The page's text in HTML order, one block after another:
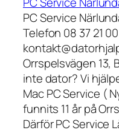
PC Service
Telefon 08 37 21
Orrspelsvägen 13,
inte dator? Vi
Mac PC Service (
funnits 11 år på
Därför PC Service